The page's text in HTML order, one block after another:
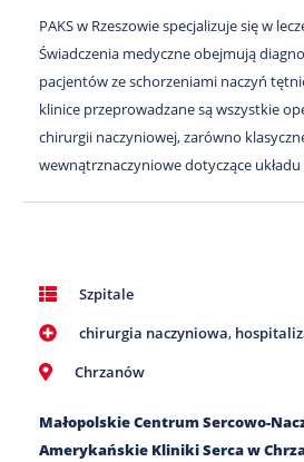
PAKS w Rzeszowie specjalizuje się w
Świadczenia medyczne obejmują
pacjentów ze schorzeniami naczyń
klinice przeprowadzane są wszystkie
chirurgii naczyniowej, zarówno
wewnątrznaczyniowe dotyczące
Szpitale
chirurgia naczyniowa,
Chrzanów
Małopolskie Centrum Sercowo-
Amerykańskie Kliniki Serca w